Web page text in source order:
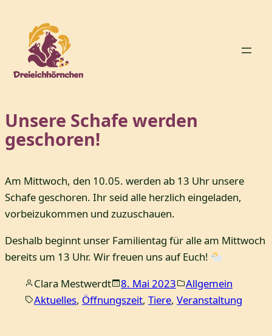
Inhalt
springen
Unsere Schafe werden
geschoren!
Am Mittwoch, den 10.05. werden ab 13 Uhr unsere
Schafe geschoren. Ihr seid alle herzlich eingeladen,
vorbeizukommen und zuzuschauen.
Deshalb beginnt unser Familientag für alle am Mittwoch
bereits um 13 Uhr. Wir freuen uns auf Euch!
Clara Mestwerdt
8. Mai 2023
Allgemein
Aktuelles, Öffnungszeit, Tiere, Veranstaltung